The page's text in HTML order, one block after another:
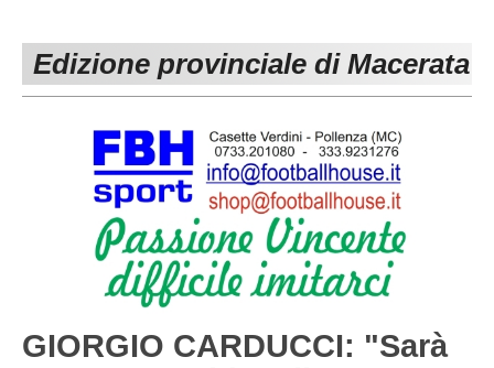
Carica la tua Rosa
1^ CATEGORIA
3^ CATEGORIA
GIOVANILI
Edizione provinciale di Macerata
GIORGIO CARDUCCI: "Sarà